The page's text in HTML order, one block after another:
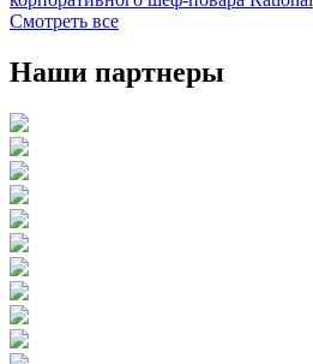
Смотреть все
Наши партнеры